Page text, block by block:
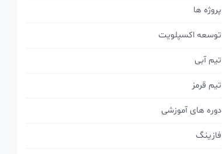
پروژه ها
توسعه اکسپلویت
تیم آبی
تیم قرمز
دوره های آموزشی
فازینگ